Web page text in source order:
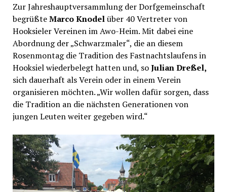
Zur Jahreshauptversammlung der Dorfgemeinschaft
begrüßteMarco Knodelüber 40 Vertreter von
Hooksieler Vereinen im Awo-Heim. Mit dabei eine
Abordnung der „Schwarzmaler“, die an diesem
Rosenmontag die Tradition des Fastnachtslaufens in
Hooksiel wiederbelegt hatten und, soJulian Dreßel,
sich dauerhaft als Verein oder in einem Verein
organisieren möchten. „Wir wollen dafür sorgen, dass
die Tradition an die nächsten Generationen von
jungen Leuten weiter gegeben wird.“